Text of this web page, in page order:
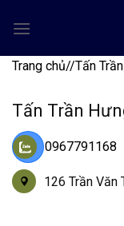
qua
dungTrang chủ//Tấn
Tấn Trần
0967791168
126 Trần Văn